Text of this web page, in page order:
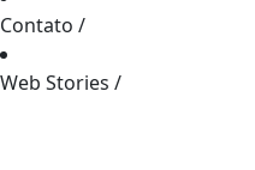
Contato /
Web Stories /